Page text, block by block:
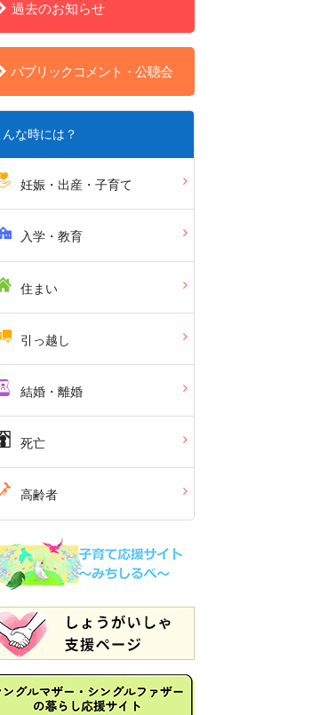
過去のお知らせ
パブリックコメント・公聴会
んな時には？
妊娠・出産・子育て
入学・教育
住まい
引っ越し
結婚・離婚
死亡
高齢者